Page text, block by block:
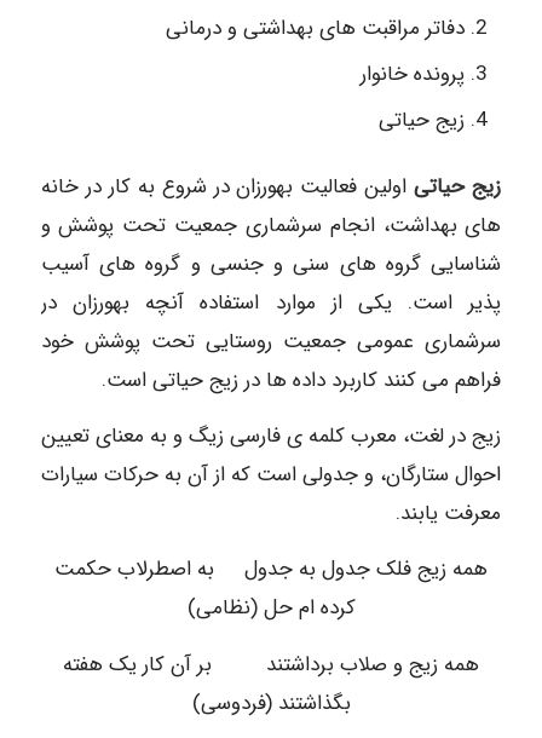
دفاتر مراقبت های بهداشتی و درمانی
پرونده خانوار
زیج حیاتی
زیج حیاتیاولین فعالیت بهورزان در شروع به کار در خانه
های بهداشت، انجام سرشماری جمعیت تحت پوشش و
شناسایی گروه های سنی و جنسی و گروه های آسیب
پذیر است. یکی از موارد استفاده آنچه بهورزان در
سرشماری عمومی جمعیت روستایی تحت پوشش خود
فراهم می کنند کاربرد داده ها در زیج حیاتی است.
زیج در لغت، معرب کلمه ی فارسی زیگ و به معنای تعیین
احوال ستارگان، و جدولی است که از آن به حرکات سيارات
معرفت یابند.
همه زیج فلک جدول به جدول به اصطرلاب حکمت
کرده ام حل (نظامی)
همه زیج و صلاب برداشتند بر آن کار یک هفته
بگذاشتند (فردوسی)